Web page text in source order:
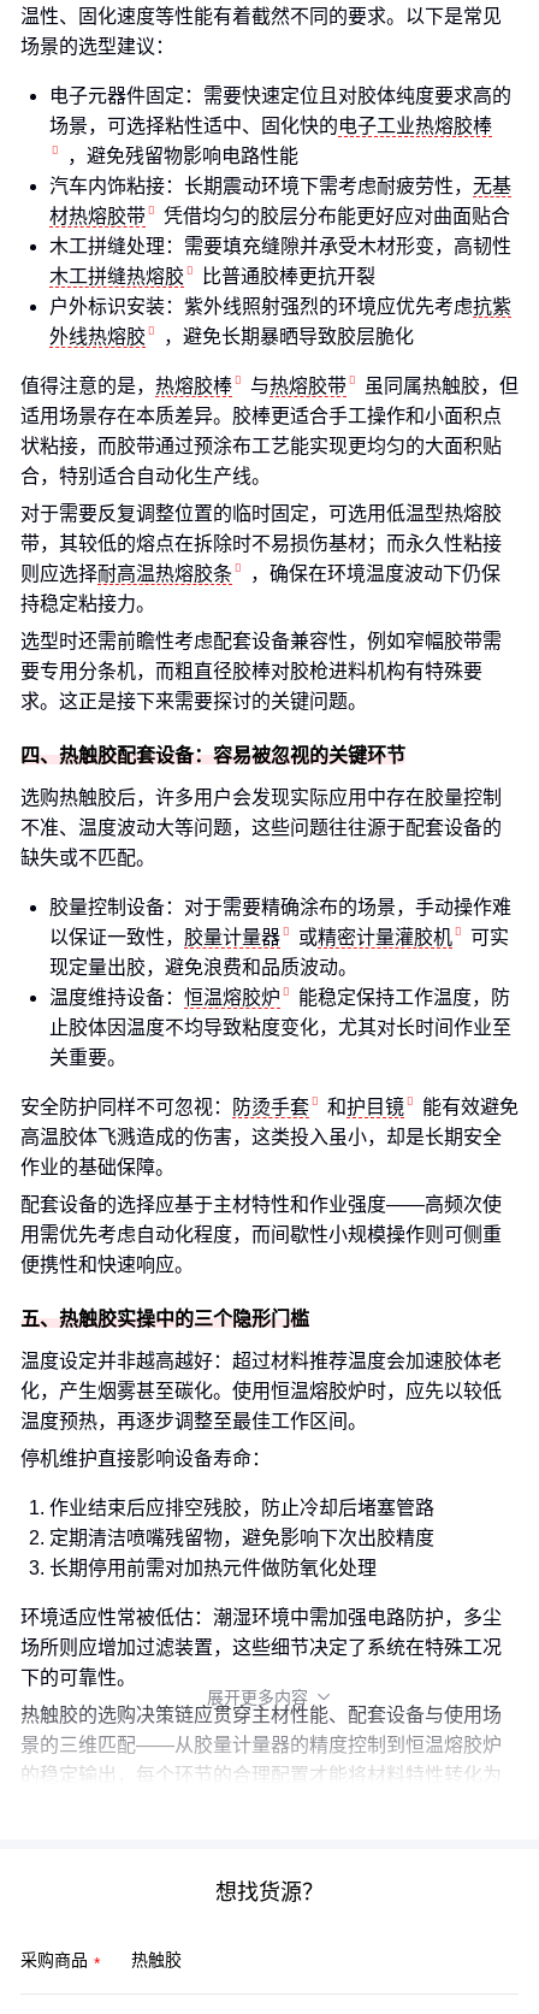
温性、固化速度等性能有着截然不同的要求。以下是常见
场景的选型建议：
电子元器件固定：需要快速定位且对胶体纯度要求高的
场景，可选择粘性适中、固化快的电子工业热熔胶棒
，避免残留物影响电路性能
汽车内饰粘接：长期震动环境下需考虑耐疲劳性， 无基
材热熔胶带
凭借均匀的胶层分布能更好应对曲面贴合
木工拼缝处理：需要填充缝隙并承受木材形变，高韧性
木工拼缝热熔胶
比普通胶棒更抗开裂
户外标识安装：紫外线照射强烈的环境应优先考虑抗紫
外线热熔胶
，避免长期暴晒导致胶层脆化
值得注意的是， 热熔胶棒 与热熔胶带
虽同属热触胶，但
适用场景存在本质差异。胶棒更适合手工操作和小面积点
状粘接，而胶带通过预涂布工艺能实现更均匀的大面积贴
合，特别适合自动化生产线。
对于需要反复调整位置的临时固定，可选用低温型热熔胶
带，其较低的熔点在拆除时不易损伤基材；而永久性粘接
则应选择耐高温热熔胶条
，确保在环境温度波动下仍保
持稳定粘接力。
选型时还需前瞻性考虑配套设备兼容性，例如窄幅胶带需
要专用分条机，而粗直径胶棒对胶枪进料机构有特殊要
求。这正是接下来需要探讨的关键问题。
四、热触胶配套设备：容易被忽视的关键环节
选购热触胶后，许多用户会发现实际应用中存在胶量控制
不准、温度波动大等问题，这些问题往往源于配套设备的
缺失或不匹配。
胶量控制设备：对于需要精确涂布的场景，手动操作难
以保证一致性， 胶量计量器 或精密计量灌胶机
可实
现定量出胶，避免浪费和品质波动。
温度维持设备： 恒温熔胶炉
能稳定保持工作温度，防
止胶体因温度不均导致粘度变化，尤其对长时间作业至
关重要。
安全防护同样不可忽视： 防烫手套 和护目镜
能有效避免
高温胶体飞溅造成的伤害，这类投入虽小，却是长期安全
作业的基础保障。
配套设备的选择应基于主材特性和作业强度——高频次使
用需优先考虑自动化程度，而间歇性小规模操作则可侧重
便携性和快速响应。
五、热触胶实操中的三个隐形门槛
温度设定并非越高越好：超过材料推荐温度会加速胶体老
化，产生烟雾甚至碳化。使用恒温熔胶炉时，应先以较低
温度预热，再逐步调整至最佳工作区间。
停机维护直接影响设备寿命：
作业结束后应排空残胶，防止冷却后堵塞管路
定期清洁喷嘴残留物，避免影响下次出胶精度
长期停用前需对加热元件做防氧化处理
环境适应性常被低估：潮湿环境中需加强电路防护，多尘
场所则应增加过滤装置，这些细节决定了系统在特殊工况
下的可靠性。
热触胶的选购决策链应贯穿主材性能、配套设备与使用场
景的三维匹配——从胶量计量器的精度控制到恒温熔胶炉
的稳定输出，每个环节的合理配置才能将材料特性转化为
展开更多内容 
想找货源？
采购商品